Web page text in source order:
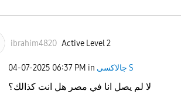
ibrahim4820 Active Level 2
‎04-07-2025 06:37 PM in جالاكسى S
لا لم يصل انا في مصر هل انت كذالك؟